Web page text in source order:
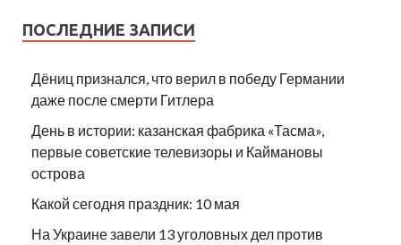
ПОСЛЕДНИЕ ЗАПИСИ
Дёниц признался, что верил в победу Германии
даже после смерти Гитлера
День в истории: казанская фабрика «Тасма»,
первые советские телевизоры и Каймановы
острова
Какой сегодня праздник: 10 мая
На Украине завели 13 уголовных дел против